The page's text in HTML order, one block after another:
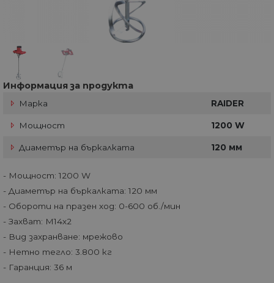
Информация за продукта
Марка RAIDER
Мощност 1200 W
Диаметър на бъркалката 120 мм
- Мощност: 1200 W
- Диаметър на бъркалката: 120 мм
- Обороти на празен ход: 0-600 об./мин
- Захват: M14х2
- Вид захранване: мрежово
- Нетно тегло: 3.800 кг
- Гаранция: 36 м